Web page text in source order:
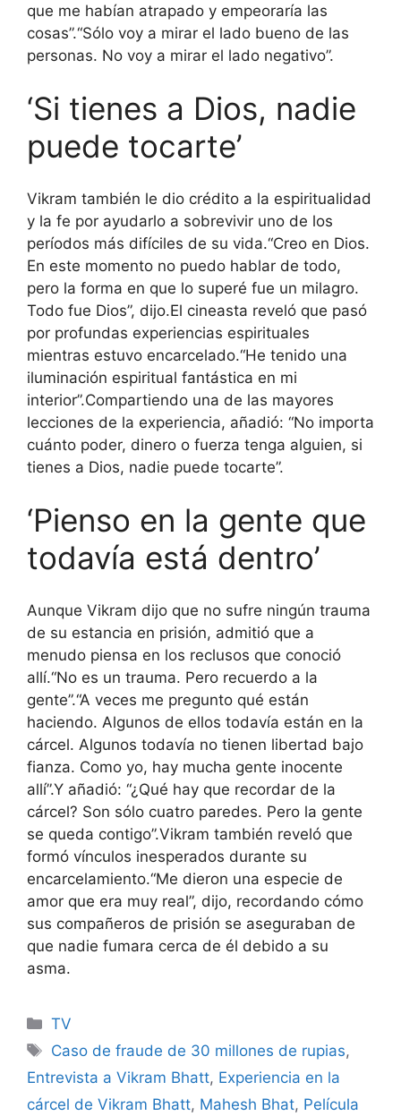
que me habían atrapado y empeoraría las
cosas”.“Sólo voy a mirar el lado bueno de las
personas. No voy a mirar el lado negativo”.
‘Si tienes a Dios, nadie
puede tocarte’
Vikram también le dio crédito a la espiritualidad
y la fe por ayudarlo a sobrevivir uno de los
períodos más difíciles de su vida.“Creo en Dios.
En este momento no puedo hablar de todo,
pero la forma en que lo superé fue un milagro.
Todo fue Dios”, dijo.El cineasta reveló que pasó
por profundas experiencias espirituales
mientras estuvo encarcelado.“He tenido una
iluminación espiritual fantástica en mi
interior”.Compartiendo una de las mayores
lecciones de la experiencia, añadió: “No importa
cuánto poder, dinero o fuerza tenga alguien, si
tienes a Dios, nadie puede tocarte”.
‘Pienso en la gente que
todavía está dentro’
Aunque Vikram dijo que no sufre ningún trauma
de su estancia en prisión, admitió que a
menudo piensa en los reclusos que conoció
allí.“No es un trauma. Pero recuerdo a la
gente”.“A veces me pregunto qué están
haciendo. Algunos de ellos todavía están en la
cárcel. Algunos todavía no tienen libertad bajo
fianza. Como yo, hay mucha gente inocente
allí”.Y añadió: “¿Qué hay que recordar de la
cárcel? Son sólo cuatro paredes. Pero la gente
se queda contigo”.Vikram también reveló que
formó vínculos inesperados durante su
encarcelamiento.“Me dieron una especie de
amor que era muy real”, dijo, recordando cómo
sus compañeros de prisión se aseguraban de
que nadie fumara cerca de él debido a su
asma.
Categories
TV
Tags
Caso de fraude de 30 millones de rupias,
Entrevista a Vikram Bhatt, Experiencia en la
cárcel de Vikram Bhatt, Mahesh Bhat, Película